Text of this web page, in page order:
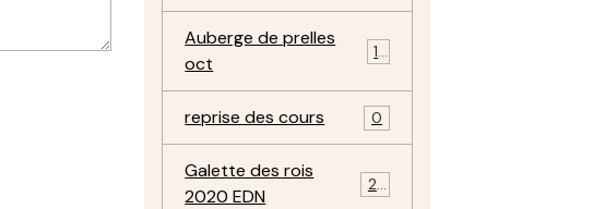
Auberge de prelles
oct
11
reprise des cours 0
Galette des rois
2020 EDN
22